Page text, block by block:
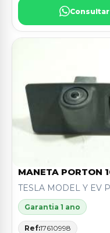
MANETA PORTON
TESLA MODEL Y EV
Garantia 1 ano
Ref:17610998